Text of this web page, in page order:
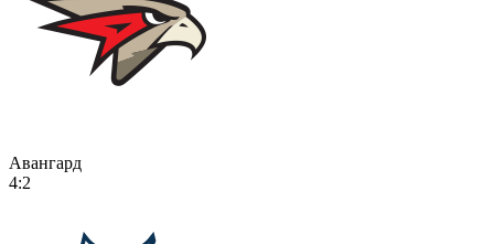
Авангард
4:2